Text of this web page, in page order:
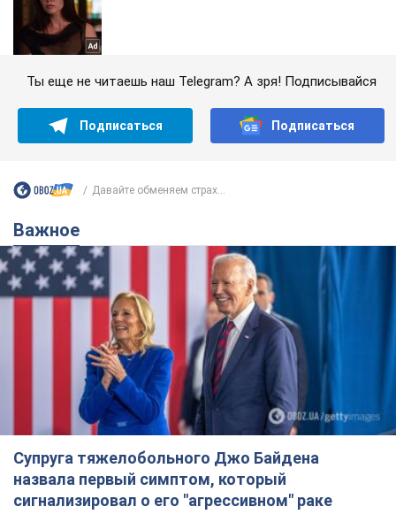
Ты еще не читаешь наш Telegram? А зря! Подписывайся
Подписаться Подписаться
Давайте обменяем страх...
Важное
Супруга тяжелобольного Джо Байдена
назвала первый симптом, который
сигнализировал о его "агрессивном" раке